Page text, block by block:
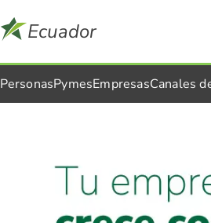
Ecuador
PersonasPymesEmpresasCanales